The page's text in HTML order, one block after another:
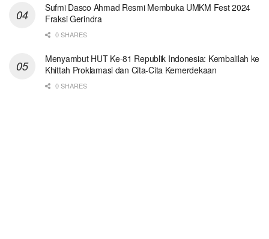
Sufmi Dasco Ahmad Resmi Membuka UMKM Fest 2024
Fraksi Gerindra
0 SHARES
Menyambut HUT Ke-81 Republik Indonesia: Kembalilah ke
Khittah Proklamasi dan Cita-Cita Kemerdekaan
0 SHARES